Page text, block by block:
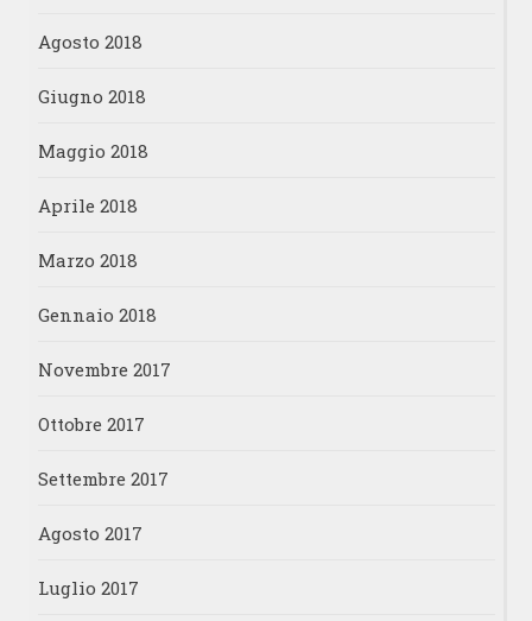
Agosto 2018
Giugno 2018
Maggio 2018
Aprile 2018
Marzo 2018
Gennaio 2018
Novembre 2017
Ottobre 2017
Settembre 2017
Agosto 2017
Luglio 2017